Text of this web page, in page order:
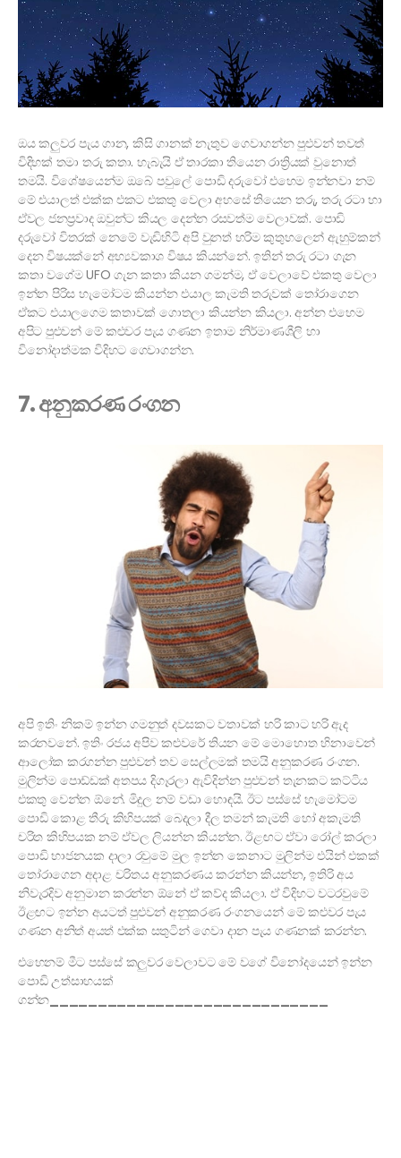
ඔය කලුවර පැය ගාන, කිසි ගානක් නැතුව ගෙවාගන්න පුළුවන් තවත්
විදිහක් තමා තරු කතා. හැබැයි ඒ තාරකා තියෙන රාත්‍රියක් වුනොත්
තමයි. විශේෂයෙන්ම ඔබේ පවුලේ පොඩි දරුවෝ එහෙම ඉන්නවා නම්
මේ එයාලත් එක්ක එකට එකතු වෙලා අහසේ තියෙන තරු, තරු රටා හා
ඒවල ජනප්‍රවාද ඔවුන්ට කියල දෙන්න රසවත්ම වෙලාවක්. පොඩි
දරුවෝ විතරක් නෙමේ වැඩිහිටි අපි වුනත් හරිම කුතුහලෙන් ඇහුම්කන්
දෙන විෂයක්නේ අභ්‍යවකාශ විෂය කියන්නේ. ඉතින් තරු රටා ගැන
කතා වගේම UFO ගැන කතා කියන ගමන්ම, ඒ වෙලාවේ එකතු වෙලා
ඉන්න පිරිස හැමෝටම කියන්න එයාල කැමති තරුවක් තෝරාගෙන
ඒකට එයාලගෙම කතාවක් ගොතලා කියන්න කියලා. අන්න එහෙම
අපිට පුළුවන් මේ කළුවර පැය ගණන ඉතාම නිර්මාණශීලි හා
විනෝදාත්මක විදිහට ගෙවාගන්න.
7. අනුකරණ රංගන
අපි ඉතිං නිකම් ඉන්න ගමනුත් දවසකට වතාවක් හරි කාට හරි ඇද
කරනවනේ. ඉතිං රජය අපිව කළුවරේ තියන මේ මොහොත හිනාවෙන්
ආලෝක කරගන්න පුළුවන් තව සෙල්ලමක් තමයි අනුකරණ රංගන.
මුලින්ම පොඩ්ඩක් අතපය දිගෑරලා ඇවිදින්න පුළුවන් තැනකට කට්ටිය
එකතු වෙන්න ඕනේ. මිදුල නම් වඩා හොඳයි. ඊට පස්සේ හැමෝටම
පොඩි කොළ තීරු කිහිපයක් බෙදලා දීල තමන් කැමති හෝ අකැමති
චරිත කිහිපයක නම් ඒවල ලියන්න කියන්න. ඊළඟට ඒවා රෝල් කරලා
පොඩි භාජනයක දාලා රවුමේ මුල ඉන්න කෙනාට මුලින්ම එයින් එකක්
තෝරාගෙන අදාළ චරිතය අනුකරණය කරන්න කියන්න, ඉතිරි අය
නිවැරදිව අනුමාන කරන්න ඕනේ ඒ කව්ද කියලා. ඒ විදිහට වටරවුමේ
ඊළඟට ඉන්න අයටත් පුළුවන් අනුකරණ රංගනයෙන් මේ කළුවර පැය
ගණන අනිත් අයත් එක්ක සතුටින් ගෙවා දාන පැය ගණනක් කරන්න.
එහෙනම් මීට පස්සේ කලුවර වෙලාවට මේ වගේ විනෝදයෙන් ඉන්න
පොඩි උත්සාහයක්
ගන්න